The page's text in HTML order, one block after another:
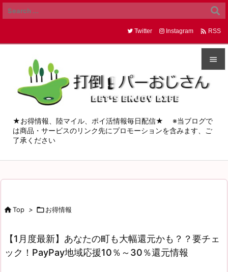


メニュ
サイド


Twitter Instagram  RSS
★お得情報、陸マイル、ポイ活情報毎日配信★ ※当ブログで
は商品・サービスのリンク先にプロモーションを含みます、ご
了承ください
Top > お得情報
【1月度最新】あなたの町も大幅還元かも？？要チェ
ック！PayPay地域応援10％～30％還元情報